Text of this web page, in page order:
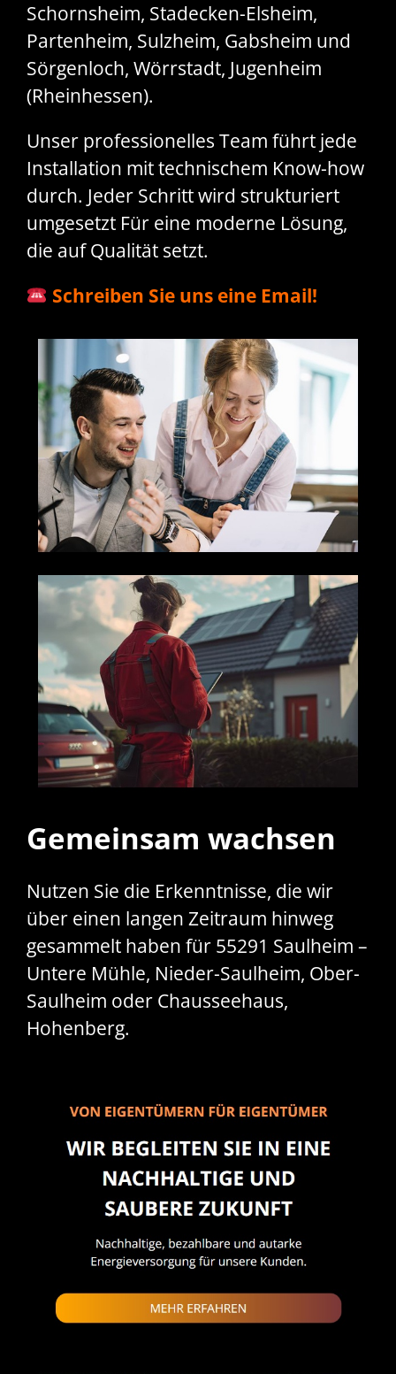
Schornsheim, Stadecken-Elsheim,
Partenheim, Sulzheim, Gabsheim und
Sörgenloch, Wörrstadt, Jugenheim
(Rheinhessen).
Unser professionelles Team führt jede
Installation mit technischem Know-how
durch. Jeder Schritt wird strukturiert
umgesetzt Für eine moderne Lösung,
die auf Qualität setzt.
Schreiben Sie uns eine Email!
Gemeinsam wachsen
Nutzen Sie die Erkenntnisse, die wir
über einen langen Zeitraum hinweg
gesammelt haben für 55291 Saulheim –
Untere Mühle, Nieder-Saulheim, Ober-
Saulheim oder Chausseehaus,
Hohenberg.